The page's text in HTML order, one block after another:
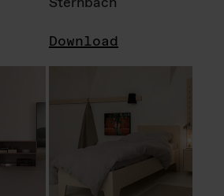
Download